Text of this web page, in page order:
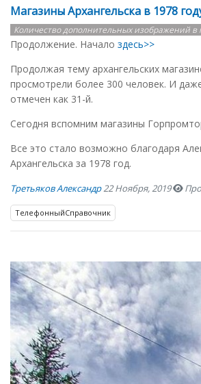
Магазины Архангельска в 1978
Количество дополнительных изображений в
Продолжение. Начало здесь>>
Продолжая тему архангельских
просмотрели более 300 человек. И
отмечен как 31-й.
Сегодня вспомним магазины
Все это стало возможно благодаря
Архангельска за 1978 год.
Третьяков Александр22 Ноября, 2019
ТелефонныйСправочник